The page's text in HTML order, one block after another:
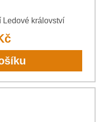
Ledové království